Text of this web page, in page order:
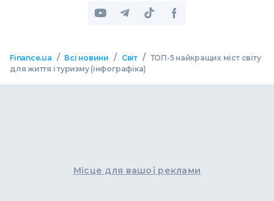
Finance.ua / Всі новини / Світ / ТОП-5 найкращих міст світу
для життя і туризму (інфографіка)
Місце для вашої реклами